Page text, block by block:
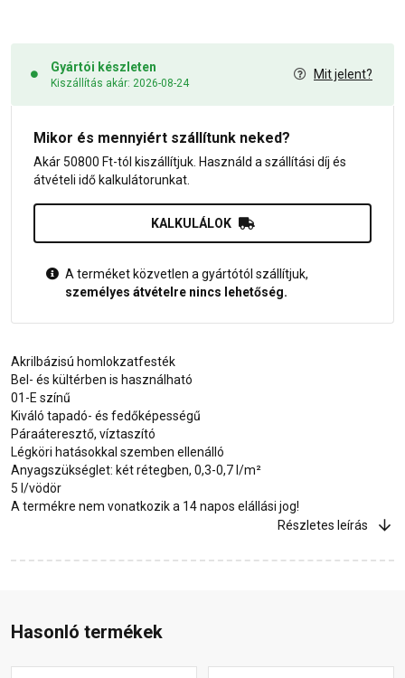
Gyártói készleten
Kiszállítás akár: 2026-08-24
Mit jelent?
Mikor és mennyiért szállítunk neked?
Akár 50800 Ft-tól kiszállítjuk. Használd a szállítási díj és
átvételi idő kalkulátorunkat.
KALKULÁLOK
A terméket közvetlen a gyártótól szállítjuk,
személyes átvételre nincs lehetőség.
Akrilbázisú homlokzatfesték
Bel- és kültérben is használható
01-E színű
Kiváló tapadó- és fedőképességű
Páraáteresztő, víztaszító
Légköri hatásokkal szemben ellenálló
Anyagszükséglet: két rétegben, 0,3-0,7 l/m²
5 l/vödör
A termékre nem vonatkozik a 14 napos elállási jog!
Részletes leírás
Hasonló termékek